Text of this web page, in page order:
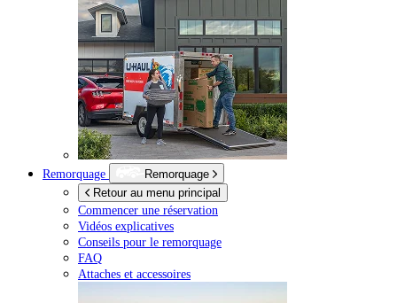
Remorquage
Remorquage
Retour au menu principal
Commencer une réservation
Vidéos explicatives
Conseils pour le remorquage
FAQ
Attaches et accessoires